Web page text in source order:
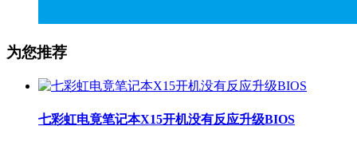
为您推荐
七彩虹电竟笔记本X15开机没有反应升级BIOS